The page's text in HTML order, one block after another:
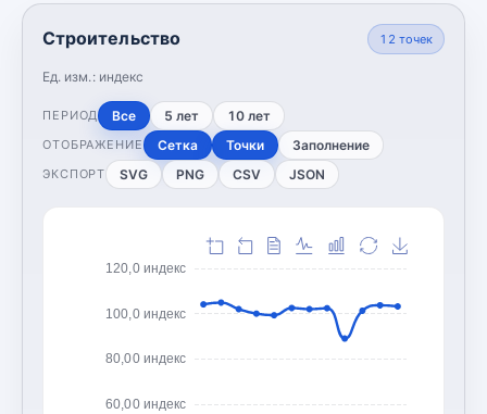
Строительство
Ед. изм.: индекс
12 точек
ПЕРИОД Все 5 лет 10 лет
ОТОБРАЖЕНИЕ Сетка Точки Заполнение
ЭКСПОРТ SVG PNG CSV JSON
60,00 индекс
80,00 индекс
100,0 индекс
120,0 индекс